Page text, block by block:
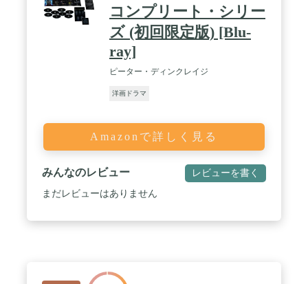
コンプリート・シリー
ズ (初回限定版) [Blu-
ray]
ピーター・ディンクレイジ
洋画ドラマ
Amazonで詳しく見る
みんなのレビュー レビューを書く
まだレビューはありません